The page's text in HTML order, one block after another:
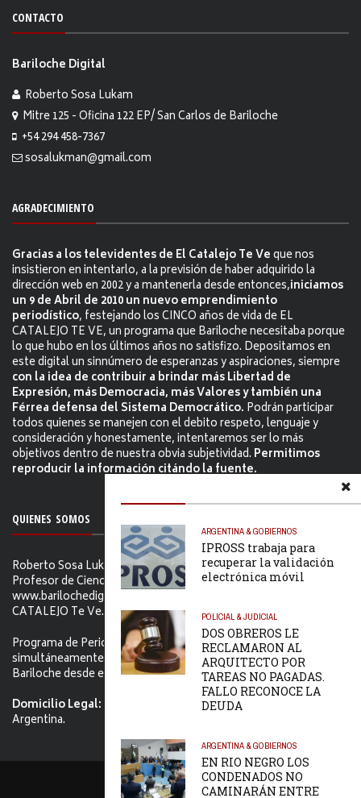
ARGENTINA & GOBIERNOS
IPROSS trabaja para
recuperar la validación
electrónica móvil
POLICIAL & JUDICIAL
DOS OBREROS LE
RECLAMARON AL
ARQUITECTO POR
TAREAS NO PAGADAS.
FALLO RECONOCE LA
DEUDA
ARGENTINA & GOBIERNOS
EN RIO NEGRO LOS
CONDENADOS NO
CAMINARÁN ENTRE
CONTACTO
Bariloche Digital
Roberto Sosa Lukam
Mitre 125 - Oficina 122 EP/ San Carlos de Bariloche
+54 294 458-7367
sosalukman@gmail.com
AGRADECIMIENTO
Gracias a los televidentes de El Catalejo Te Veque nos
insistieron en intentarlo, a la previsión de haber adquirido la
dirección web en 2002 y a mantenerla desde entonces,iniciamos
un 9 de Abril de 2010 un nuevo emprendimiento
periodístico, festejando los CINCO años de vida de EL
CATALEJO TE VE, un programa que Bariloche necesitaba porque
lo que hubo en los últimos años no satisfizo. Depositamos en
este digital un sinnúmero de esperanzas y aspiraciones, siempre
con la idea de contribuir a brindar más Libertad de
Expresión, más Democracia, más Valores y también una
Férrea defensa del Sistema Democrático. Podrán participar
todos quienes se manejen con el debito respeto, lenguaje y
consideración y honestamente, intentaremos ser lo más
objetivos dentro de nuestra obvia subjetividad. Permitimos
reproducir la información citándo la fuente.
QUIENES SOMOS
Roberto Sosa Lukam Periodista, Martillero Público Nacional,
Profesor de Ciencias Sociales, Editor de
www.barilochedigital.com y Conductor y Productor de EL
CATALEJO Te Ve.
Programa de Periodismo Político que se difunde
simultáneamente en ambos Video-cables de San Carlos de
Bariloche desde el primer jueves de Febrero de 2006.
Domicilio Legal: Tacuarí 52. S.C. de Bariloche, Río Negro -
Argentina.
PORTADA CONTACTO